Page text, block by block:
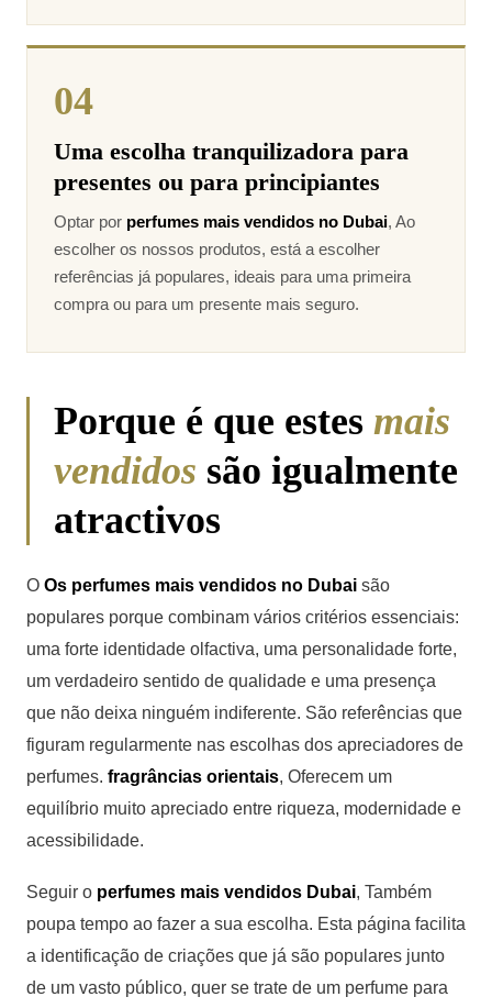
04
Uma escolha tranquilizadora para
presentes ou para principiantes
Optar por perfumes mais vendidos no Dubai, Ao
escolher os nossos produtos, está a escolher
referências já populares, ideais para uma primeira
compra ou para um presente mais seguro.
Porque é que estes mais
vendidos são igualmente
atractivos
O Os perfumes mais vendidos no Dubai são
populares porque combinam vários critérios essenciais:
uma forte identidade olfactiva, uma personalidade forte,
um verdadeiro sentido de qualidade e uma presença
que não deixa ninguém indiferente. São referências que
figuram regularmente nas escolhas dos apreciadores de
perfumes. fragrâncias orientais, Oferecem um
equilíbrio muito apreciado entre riqueza, modernidade e
acessibilidade.
Seguir o perfumes mais vendidos Dubai, Também
poupa tempo ao fazer a sua escolha. Esta página facilita
a identificação de criações que já são populares junto
de um vasto público, quer se trate de um perfume para